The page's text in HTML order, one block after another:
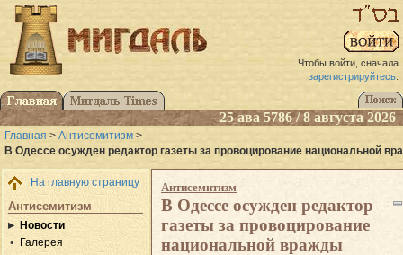
Чтобы войти, сначала
зарегистрируйтесь.
25 ава 5786 / 8 августа 2026
Главная > Антисемитизм >
В Одессе осужден редактор газеты за провоцирование национальной
На главную страницу
Антисемитизм
Новости
Галерея
Антисемитизм
В Одессе осужден редактор
газеты за провоцирование
национальной вражды